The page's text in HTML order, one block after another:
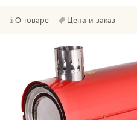
О товаре Цена и заказ